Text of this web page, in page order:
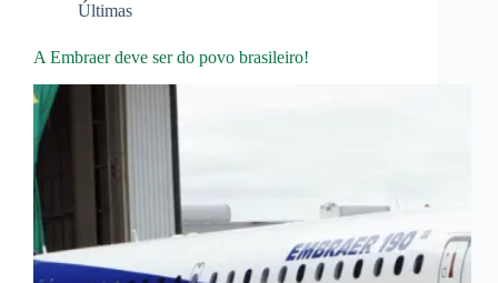
Últimas
A Embraer deve ser do povo brasileiro!